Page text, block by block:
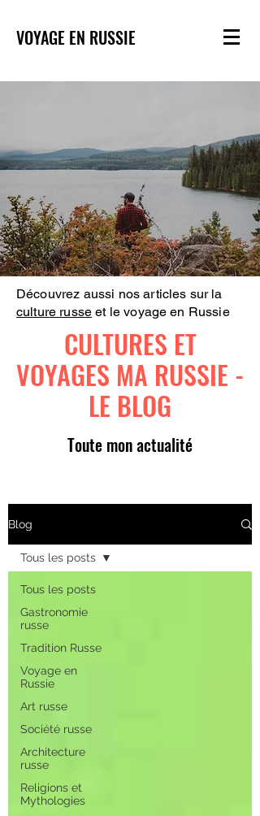
VOYAGE EN RUSSIE
Découvrez aussi nos articles sur la
culture russe et le voyage en Russie
CULTURES ET
VOYAGES MA RUSSIE -
LE BLOG
Toute mon actualité
Blog
Tous les posts
Gastronomie
russe
Tradition Russe
Voyage en
Russie
Art russe
Société russe
Architecture
russe
Religions et
Mythologies
Tous les posts